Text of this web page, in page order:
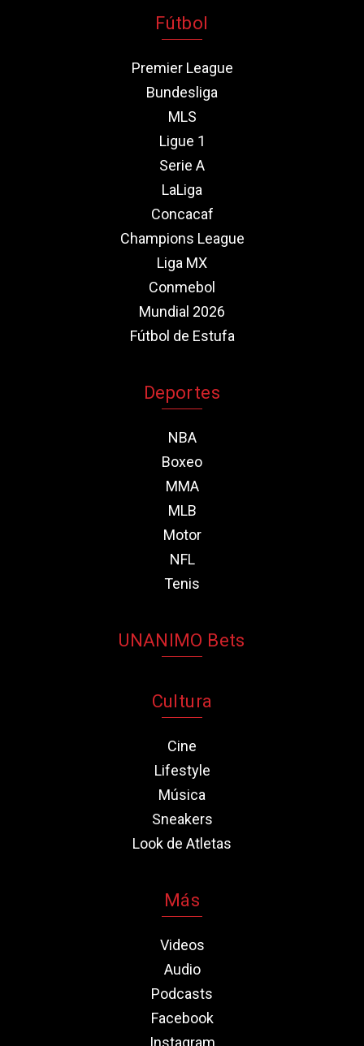
Fútbol
Premier League
Bundesliga
MLS
Ligue 1
Serie A
LaLiga
Concacaf
Champions League
Liga MX
Conmebol
Mundial 2026
Fútbol de Estufa
Deportes
NBA
Boxeo
MMA
MLB
Motor
NFL
Tenis
UNANIMO Bets
Cultura
Cine
Lifestyle
Música
Sneakers
Look de Atletas
Más
Videos
Audio
Podcasts
Facebook
Instagram